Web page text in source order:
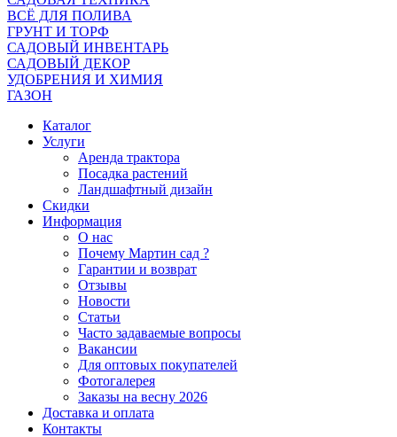
ВСЁ ДЛЯ ПОЛИВА
ГРУНТ И ТОРФ
САДОВЫЙ ИНВЕНТАРЬ
САДОВЫЙ ДЕКОР
УДОБРЕНИЯ И ХИМИЯ
ГАЗОН
Каталог
Услуги
Аренда трактора
Посадка растений
Ландшафтный дизайн
Скидки
Информация
О нас
Почему Мартин сад ?
Гарантии и возврат
Отзывы
Новости
Статьи
Часто задаваемые вопросы
Вакансии
Для оптовых покупателей
Фотогалерея
Заказы на весну 2026
Доставка и оплата
Контакты